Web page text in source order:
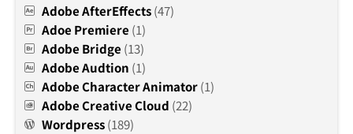
Adobe AfterEffects(47)
Adoe Premiere (1)
Adobe Bridge (13)
Adobe Audtion (1)
Adobe Character Animator(1)
Adobe Creative Cloud (22)
Wordpress(189)